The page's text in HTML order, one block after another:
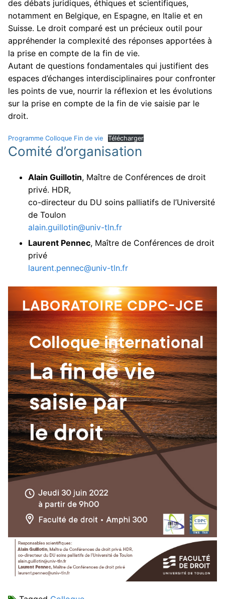
des débats juridiques, éthiques et scientifiques,
notamment en Belgique, en Espagne, en Italie et en
Suisse. Le droit comparé est un précieux outil pour
appréhender la complexité des réponses apportées à
la prise en compte de la fin de vie.
Autant de questions fondamentales qui justifient des
espaces d’échanges interdisciplinaires pour confronter
les points de vue, nourrir la réflexion et les évolutions
sur la prise en compte de la fin de vie saisie par le
droit.
Programme Colloque Fin de vie Télécharger
Comité d’organisation
Alain Guillotin, Maître de Conférences de droit
privé. HDR,
co-directeur du DU soins palliatifs de l’Université
de Toulon
alain.guillotin@univ-tln.fr
Laurent Pennec, Maître de Conférences de droit
privé
laurent.pennec@univ-tln.fr